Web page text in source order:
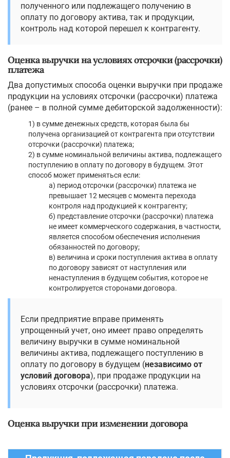
полученного или подлежащего получению в
оплату по договору актива, так и продукции,
контроль над которой перешел к контрагенту.
Оценка выручки на условиях отсрочки (рассрочки)
платежа
Два допустимых способа оценки выручки при продаже
продукции на условиях отсрочки (рассрочки) платежа
(ранее – в полной сумме дебиторской задолженности):
1) в сумме денежных средств, которая была бы
получена организацией от контрагента при отсутствии
отсрочки (рассрочки) платежа;
2) в сумме номинальной величины актива, подлежащего
поступлению в оплату по договору в будущем. Этот
способ может применяться если:
а) период отсрочки (рассрочки) платежа не
превышает 12 месяцев с момента перехода
контроля над продукцией к контрагенту;
б) представление отсрочки (рассрочки) платежа
не имеет коммерческого содержания, в частности,
является способом обеспечения исполнения
обязанностей по договору;
в) величина и сроки поступления актива в оплату
по договору зависят от наступления или
ненаступления в будущем события, которое не
контролируется сторонами договора.
Если предприятие вправе применять
упрощенный учет, оно имеет право определять
величину выручки в сумме номинальной
величины актива, подлежащего поступлению в
оплату по договору в будущем (независимо от
условий договора), при продаже продукции на
условиях отсрочки (рассрочки) платежа.
Оценка выручки при изменении договора